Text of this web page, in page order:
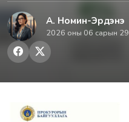
А. Номин-Эрдэнэ
2026 оны 06 сарын 29